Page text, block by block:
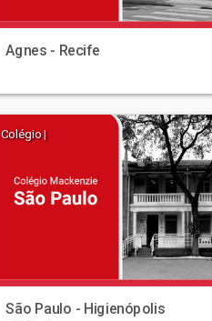
Agnes - Recife
Colégio |
São Paulo - Higienópolis